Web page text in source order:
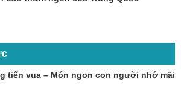
tiến vua – Món ngon con người nhớ mãi